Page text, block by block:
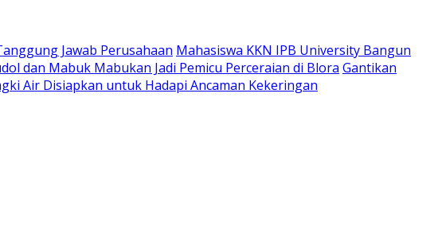
Jawab Perusahaan Mahasiswa KKN IPB University Bangun
dan Mabuk Mabukan Jadi Pemicu Perceraian di Blora Gantikan
Air Disiapkan untuk Hadapi Ancaman Kekeringan